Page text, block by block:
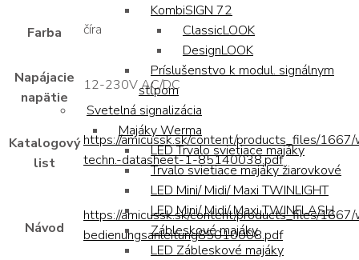
KombiSIGN 72
ClassicLOOK
DesignLOOK
Príslušenstvo k modul. signálnym
stĺpom
Svetelná signalizácia
Majáky Werma
LED Trvalo svietiace majáky
Trvalo svietiace majáky žiarovkové
LED Mini/ Midi/ Maxi TWINLIGHT
LED Mini/ Midi/ Maxi TWINFLASH
Zábleskové majáky
LED Zábleskové majáky
Farba číra
Napájacie
napätie
12-230V AC/DC
Katalogový
list
https://amicussk.sk/content/products_files/
techn.-datasheet-1-85140038.pdf
Návod
https://amicussk.sk/content/products_files/
bedienungsanleitung85010008.pdf